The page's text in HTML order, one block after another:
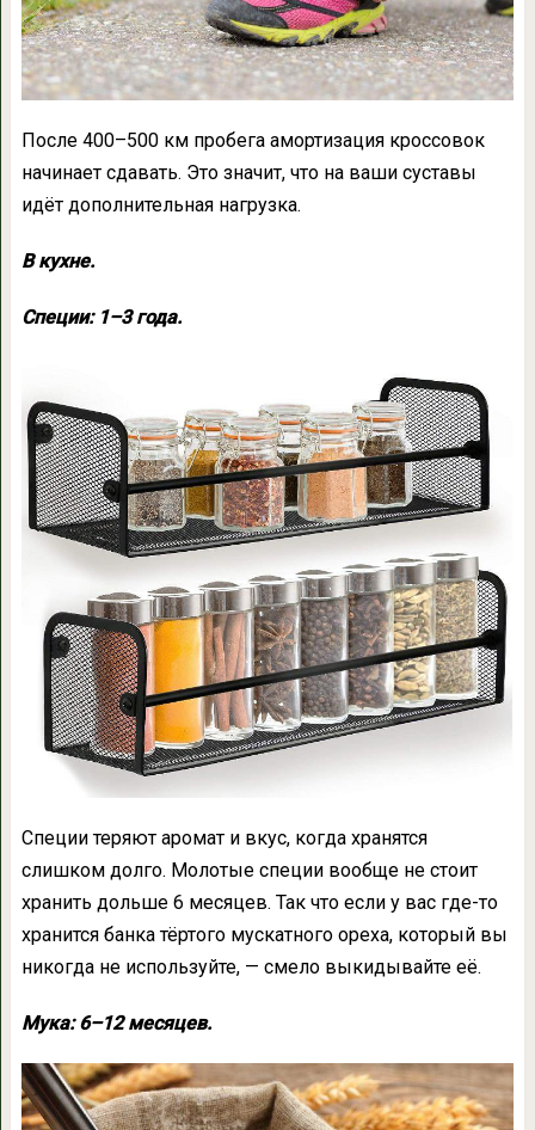
После 400–500 км пробега амортизация кроссовок
начинает сдавать. Это значит, что на ваши суставы
идёт дополнительная нагрузка.
В кухне.
Специи: 1–3 года.
Специи теряют аромат и вкус, когда хранятся
слишком долго. Молотые специи вообще не стоит
хранить дольше 6 месяцев. Так что если у вас где-то
хранится банка тёртого мускатного ореха, который вы
никогда не используйте, — смело выкидывайте её.
Мука: 6–12 месяцев.